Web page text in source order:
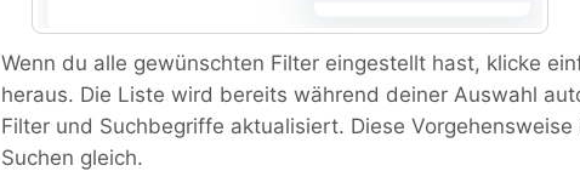
Wenn du alle gewünschten Filter eingestellt hast, klicke
heraus. Die Liste wird bereits während deiner Auswahl
Filter und Suchbegriffe aktualisiert. Diese
Suchen gleich.